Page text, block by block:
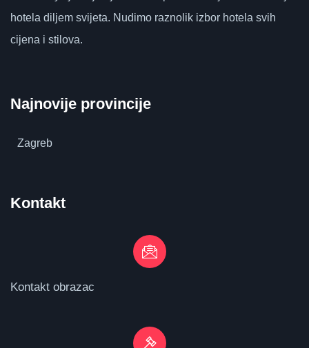
hotela diljem svijeta. Nudimo raznolik izbor hotela svih
cijena i stilova.
Najnovije provincije
Zagreb
Kontakt
Kontakt obrazac